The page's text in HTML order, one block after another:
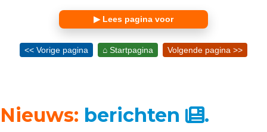
▶ Lees pagina voor
<< Vorige pagina ⌂ Startpagina Volgende pagina >>
Nieuws: berichten .